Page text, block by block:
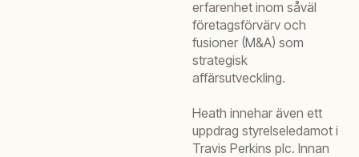
erfarenhet inom såväl
företagsförvärv och
fusioner (M&A) som
strategisk
affärsutveckling.
Heath innehar även ett
uppdrag styrelseledamot i
Travis Perkins plc. Innan